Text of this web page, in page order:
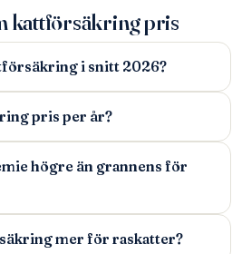
kattförsäkring pris
i snitt 2026?
pris per år?
högre än grannens för
mer för raskatter?